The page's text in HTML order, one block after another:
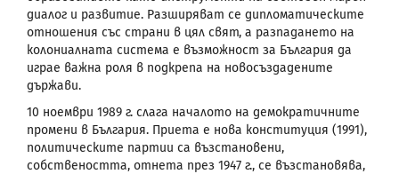
диалог и развитие. Разширяват се дипломатическите
отношения със страни в цял свят, а разпадането на
колониалната система е възможност за България да
играе важна роля в подкрепа на новосъздадените
държави.
10 ноември 1989 г. слага началото на демократичните
промени в България. Приета е нова конституция (1991),
политическите партии са възстановени,
собствеността, отнета през 1947 г., се възстановява,